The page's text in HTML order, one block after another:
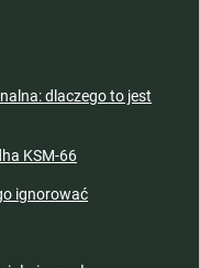
dlaczego to jest
KSM-66
ignorować